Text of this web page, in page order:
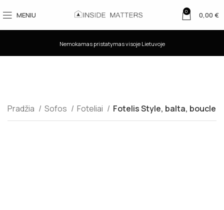
MENIU 0 0,00 €
Nemokamas pristatymas visoje Lietuvoje
Pradžia Sofos Foteliai Fotelis Style, balta, boucle